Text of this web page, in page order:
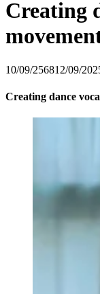
Creating
10/09/256812/09/
Creating dance